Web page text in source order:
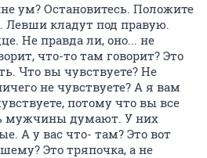
ум? Остановитесь. Положите
Левши кладут под правую.
Не правда ли, оно... не
что-то там говорит? Это
Что вы чувствуете? Не
не чувствуете? А я вам
потому что вы все
мужчины думают. У них
А у вас что- там? Это вот
Это тряпочка, а не